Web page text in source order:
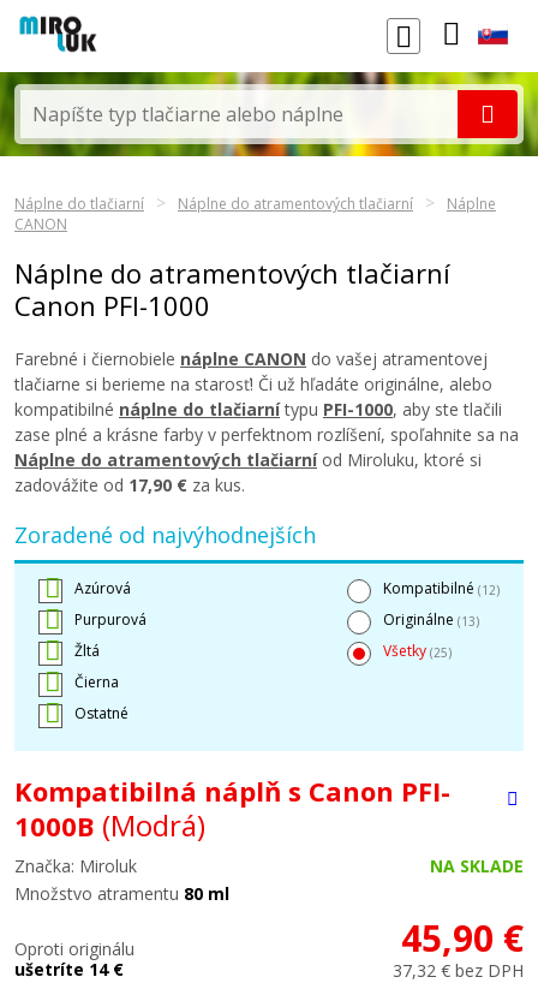
Náplne do tlačiarní Náplne do atramentových tlačiarní
Náplne
CANON
Náplne do atramentových tlačiarní
Canon PFI-1000
Farebné i čiernobiele náplne CANON do vašej atramentovej
tlačiarne si berieme na starosť! Či už hľadáte originálne, alebo
kompatibilné náplne do tlačiarnítypu PFI-1000, aby ste tlačili
zase plné a krásne farby v perfektnom rozlíšení, spoľahnite sa na
Náplne do atramentových tlačiarníod Miroluku, ktoré si
zadovážite od 17,90 € za kus.
Zoradené od najvýhodnejších
Azúrová
Purpurová
Žltá
Čierna
Ostatné
Kompatibilné (12)
Originálne (13)
Všetky (25)
Kompatibilná náplň s Canon PFI-
1000B (Modrá)
Značka: Miroluk
NA SKLADE
Množstvo atramentu 80 ml
Oproti originálu
ušetríte 14 €
45,90 €
37,32 € bez DPH